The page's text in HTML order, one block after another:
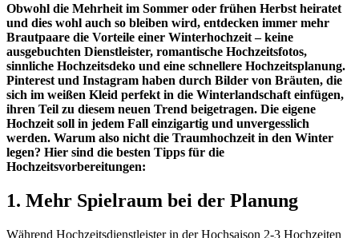
Obwohl die Mehrheit im Sommer oder frühen Herbst heiratet
und dies wohl auch so bleiben wird, entdecken immer mehr
Brautpaare die Vorteile einer Winterhochzeit – keine
ausgebuchten Dienstleister, romantische Hochzeitsfotos,
sinnliche Hochzeitsdeko und eine schnellere Hochzeitsplanung.
Pinterest und Instagram haben durch Bilder von Bräuten, die
sich im weißen Kleid perfekt in die Winterlandschaft einfügen,
ihren Teil zu diesem neuen Trend beigetragen. Die eigene
Hochzeit soll in jedem Fall einzigartig und unvergesslich
werden. Warum also nicht die Traumhochzeit in den Winter
legen? Hier sind die besten Tipps für die
Hochzeitsvorbereitungen:
1. Mehr Spielraum bei der Planung
Während Hochzeitsdienstleister in der Hochsaison 2-3 Hochzeiten